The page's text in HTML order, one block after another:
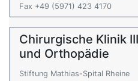
Fax +49 (5971) 423 4170
Chirurgische Klinik
und Orthopädie
Stiftung Mathias-Spital Rheine